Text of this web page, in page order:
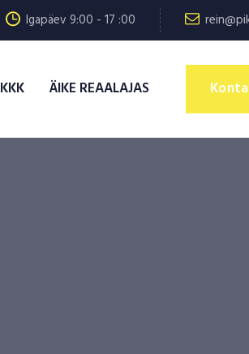
Igapäev 9:00 - 17 :00
KKK ÄIKE REAALAJAS